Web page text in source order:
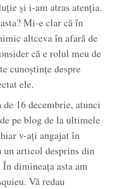
și i-am atras atenția.
Mi-e clar că în
altceva în afară de
că e rolul meu de
cunoștințe despre
ele.
16 decembrie, atunci
pe blog de la ultimele
v-ați angajat în
un articol desprins din
În dimineața asta am
Vă redau